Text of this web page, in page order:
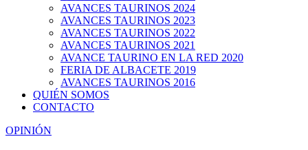
AVANCES TAURINOS 2024
AVANCES TAURINOS 2023
AVANCES TAURINOS 2022
AVANCES TAURINOS 2021
AVANCE TAURINO EN LA RED 2020
FERIA DE ALBACETE 2019
AVANCES TAURINOS 2016
QUIÉN SOMOS
CONTACTO
OPINIÓN